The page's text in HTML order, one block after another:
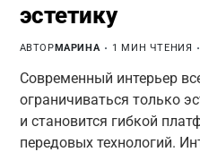
эстетику
АВТОРМАРИНА 1 МИН ЧТЕНИЯ
Современный интерьер
ограничиваться только
и становится гибкой
передовых технологий.